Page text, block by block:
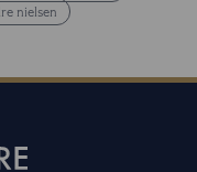
nielsen